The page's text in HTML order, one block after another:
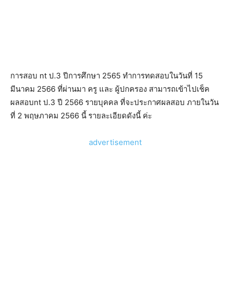
การสอบ nt ป.3 ปีการศึกษา 2565 ทำการทดสอบในวันที่ 15
มีนาคม 2566 ที่ผ่านมา ครู และ ผู้ปกครอง สามารถเข้าไปเช็ค
ผลสอบnt ป.3 ปี 2566 รายบุคคล ที่จะประกาศผลสอบ ภายในวัน
ที่ 2 พฤษภาคม 2566 นี้ รายละเอียดดังนี้ ค่ะ
advertisement